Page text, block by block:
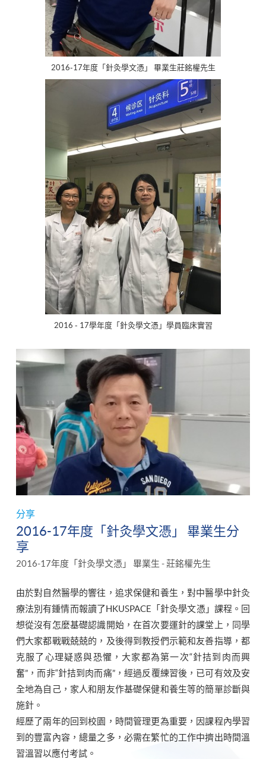
分享
2016-17年度「針灸學文憑」 畢業生分
享
2016-17年度「針灸學文憑」 畢業生 - 莊銘權先生
由於對自然醫學的響往，追求保健和養生，對中醫學中針灸
療法別有鍾情而報讀了HKUSPACE「針灸學文憑」課程。回
想從沒有怎麼基礎認識開始，在首次要運針的課堂上，同學
們大家都戰戰兢兢的，及後得到教授們示範和友善指導，都
克服了心理疑惑與恐懼，大家都為第一次“針拮到肉而興
奮”，而非“針拮到肉而痛”，經過反覆練習後，已可有效及安
全地為自己，家人和朋友作基礎保健和養生等的簡單診斷與
施針。
經歷了兩年的回到校園，時間管理更為重要，因課程內學習
到的豐富內容，總量之多，必需在繁忙的工作中擠出時間溫
習溫習以應付考試。
2016-17年度「針灸學文憑」 畢業生莊銘權先生
2016 - 17學年度「針灸學文憑」學員臨床實習